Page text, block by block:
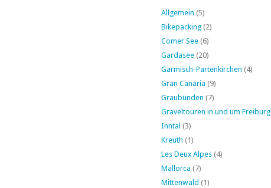
Allgemein (5)
Bikepacking (2)
Comer See (6)
Gardasee (20)
Garmisch-Partenkirchen (4)
Gran Canaria (9)
Graubünden (7)
Graveltouren in und um Freiburg
Inntal (3)
Kreuth (1)
Les Deux Alpes (4)
Mallorca (7)
Mittenwald (1)